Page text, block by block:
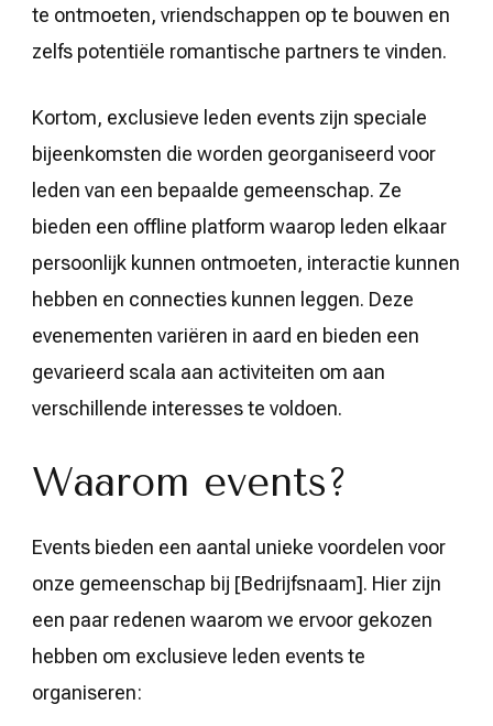
te ontmoeten, vriendschappen op te bouwen en
zelfs potentiële romantische partners te vinden.
Kortom, exclusieve leden events zijn speciale
bijeenkomsten die worden georganiseerd voor
leden van een bepaalde gemeenschap. Ze
bieden een offline platform waarop leden elkaar
persoonlijk kunnen ontmoeten, interactie kunnen
hebben en connecties kunnen leggen. Deze
evenementen variëren in aard en bieden een
gevarieerd scala aan activiteiten om aan
verschillende interesses te voldoen.
Waarom events?
Events bieden een aantal unieke voordelen voor
onze gemeenschap bij [Bedrijfsnaam]. Hier zijn
een paar redenen waarom we ervoor gekozen
hebben om exclusieve leden events te
organiseren: